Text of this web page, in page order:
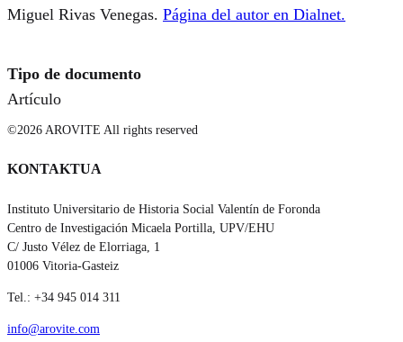
Miguel Rivas Venegas. Página del autor en Dialnet.
Tipo de documento
Artículo
©2026 AROVITE All rights reserved
KONTAKTUA
Instituto Universitario de Historia Social Valentín de Foronda
Centro de Investigación Micaela Portilla, UPV/EHU
C/ Justo Vélez de Elorriaga, 1
01006 Vitoria-Gasteiz
Tel.: +34 945 014 311
info@arovite.com